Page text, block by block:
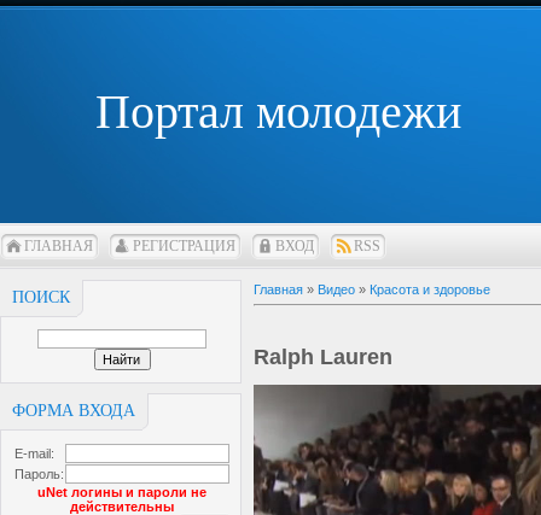
Портал молодежи
ГЛАВНАЯ РЕГИСТРАЦИЯ ВХОД RSS
ПОИСК
ФОРМА ВХОДА
E-mail:
Пароль:
uNet логины и пароли не
действительны
Главная » Видео » Красота и здоровье
Ralph Lauren